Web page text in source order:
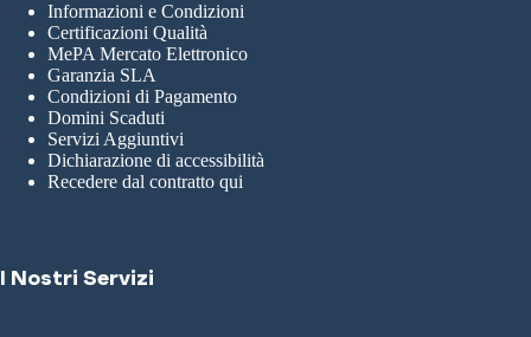
Informazioni e Condizioni
Certificazioni Qualità
MePA Mercato Elettronico
Garanzia SLA
Condizioni di Pagamento
Domini Scaduti
Servizi Aggiuntivi
Dichiarazione di accessibilità
Recedere dal contratto qui
I Nostri Servizi